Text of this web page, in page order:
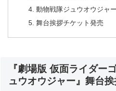
動物戦隊ジュウオウジャ
舞台挨拶チケット発売
『劇場版 仮面ライダー
ュウオウジャー』舞台